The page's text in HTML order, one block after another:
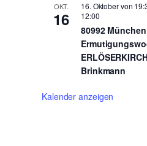
OKT.
16
16. Oktober von
12:00
80992
Brinkmann
Kalender anzeigen